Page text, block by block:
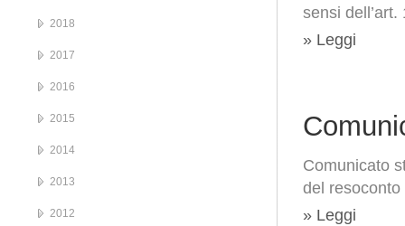
sensi
» Leggi
Comunicato
del
» Leggi
2018
2017
2016
2015
2014
2013
2012